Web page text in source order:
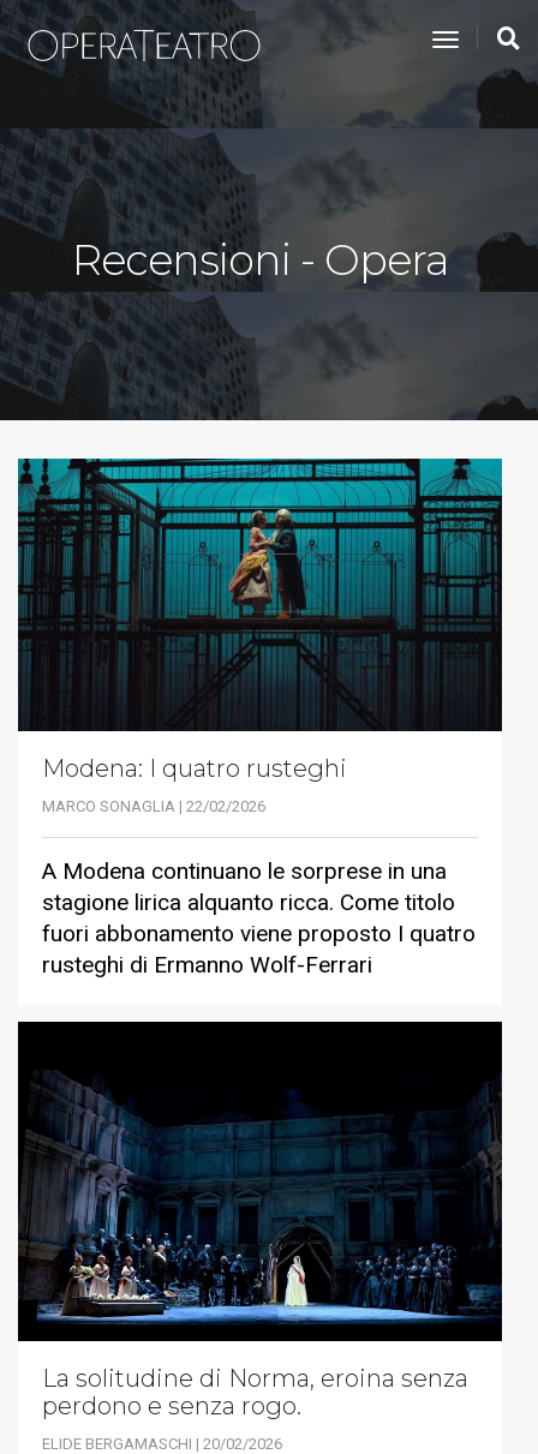
toggle
Recensioni - Opera
Modena: I quatro rusteghi
MARCO SONAGLIA | 22/02/2026
A Modena continuano le sorprese in una
stagione lirica alquanto ricca. Come titolo
fuori abbonamento viene proposto I quatro
rusteghi di Ermanno Wolf-Ferrari
La solitudine di Norma, eroina senza
perdono e senza rogo.
ELIDE BERGAMASCHI | 20/02/2026